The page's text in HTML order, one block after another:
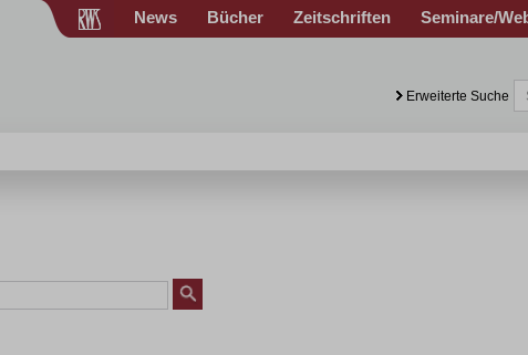
News Bücher Zeitschriften Seminare/
Erweiterte Suche